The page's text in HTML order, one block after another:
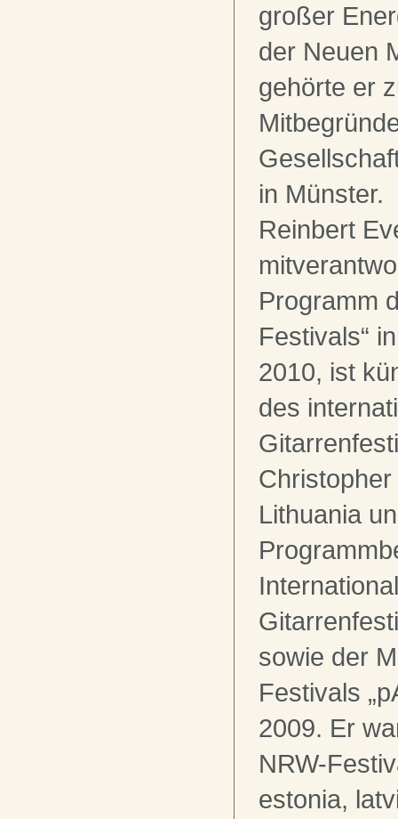
großer
der Neuen
gehörte er
in Münster.
Reinbert
Programm
Festivals“
2010, ist
des
Christopher
Lithuania
sowie der
Festivals
2009. Er
NRW-
estonia,